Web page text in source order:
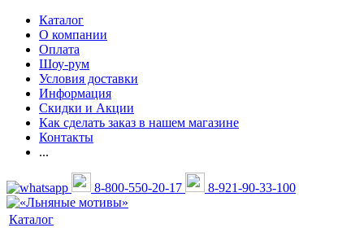
Каталог
О компании
Оплата
Шоу-рум
Условия доставки
Информация
Скидки и Акции
Как сделать заказ в нашем магазине
Контакты
...
8-800-550-20-17 8-921-90-33-100
Каталог